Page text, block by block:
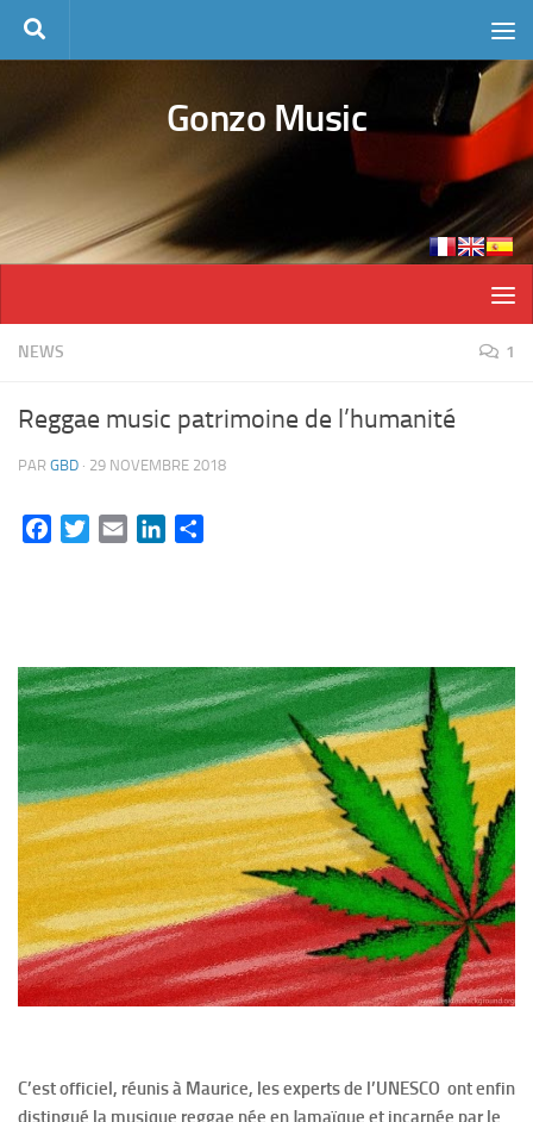
Skip to content
Gonzo Music
NEWS 1
Reggae music patrimoine de l’humanité
PAR GBD · 29 NOVEMBRE 2018
FacebookTwitterEmail LinkedIn
C’est officiel, réunis à Maurice, les experts de l’UNESCO ont enfin
distingué la musique reggae née en Jamaïque et incarnée par le